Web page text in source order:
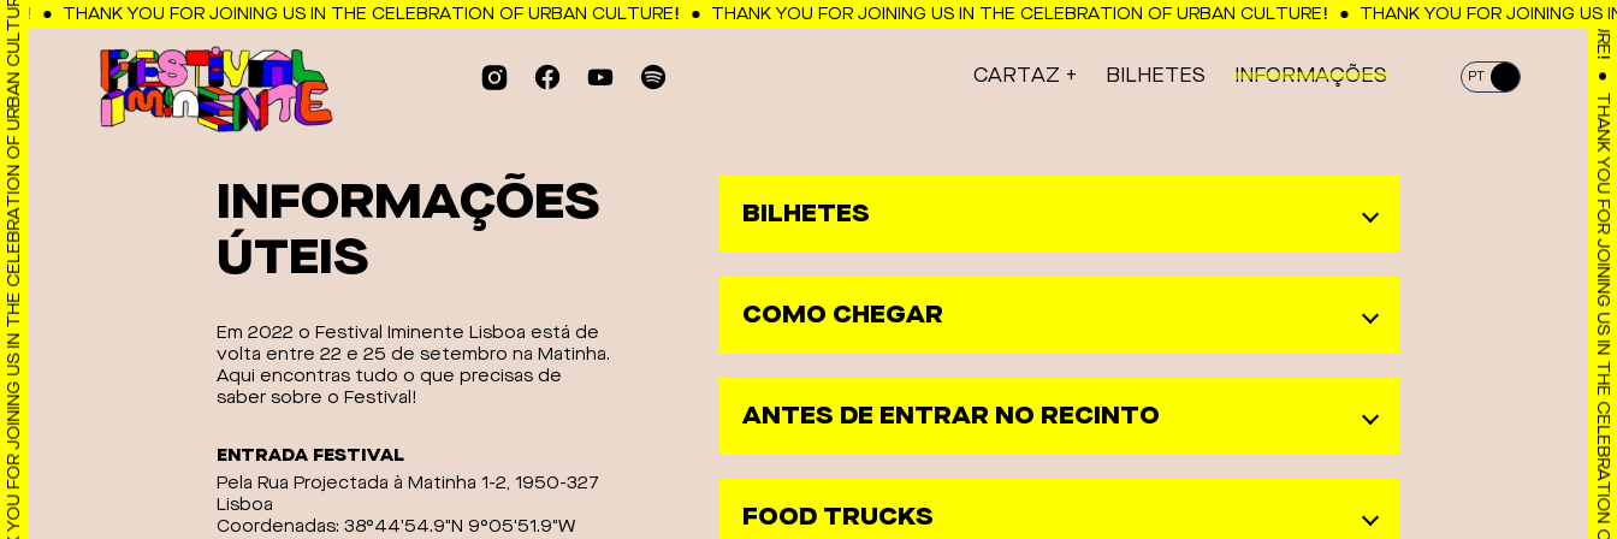
Observação:
este
site
inclui
um
sistema
de
acessibilidade.
Pressione
Control-
F11
para
ajustar
o
site
para
pessoas
com
deficiências
CARTAZ BILHETES INFORMAÇÕES PT
THANK YOU FOR JOINING US IN THE CELEBRATION OF URBAN CULTURE! THANK YOU FOR JOINING US IN THE CELEBRATION OF URBAN CULTURE! THANK YOU FOR JOINING US IN
THANK YOU FOR JOINING US IN THE CELEBRATION OF URBAN CULTURE!
THANK YOU FOR JOINING US IN THE CELEBRATION OF URBAN CULTURE!
INFORMAÇÕES
ÚTEIS
Em 2022 o Festival Iminente Lisboa está de
volta entre 22 e 25 de setembro na Matinha.
Aqui encontras tudo o que precisas de
saber sobre o Festival!
ENTRADA FESTIVAL
Pela Rua Projectada à Matinha 1-2, 1950-327
Lisboa
Coordenadas: 38°44'54.9"N 9°05'51.9"W
BILHETES
COMO CHEGAR
ANTES DE ENTRAR NO RECINTO
FOOD TRUCKS